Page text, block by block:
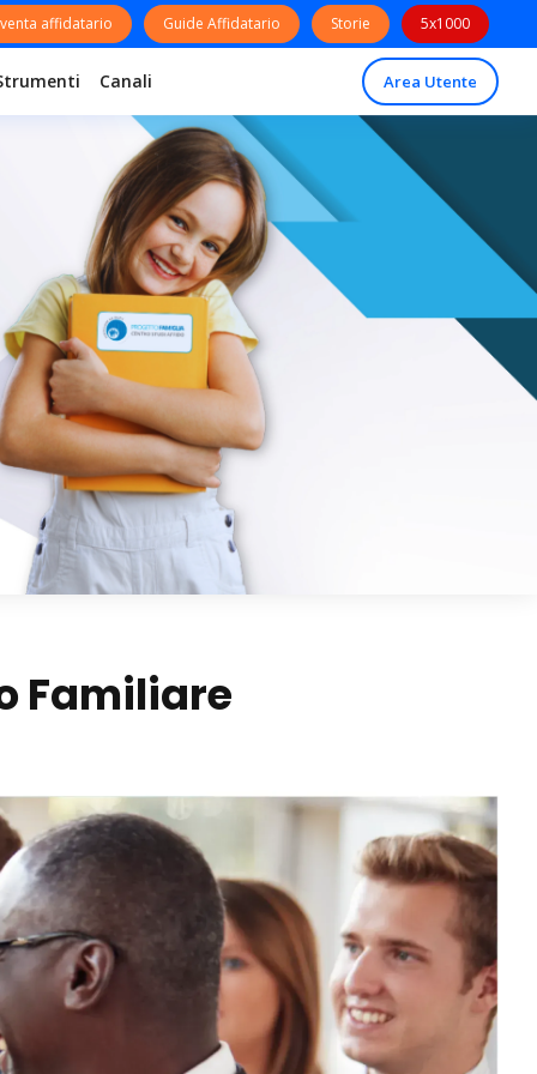
affidatario Guide Affidatario Storie 5x1000
Canali Area Utente
Familiare